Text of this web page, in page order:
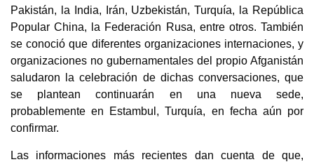
Pakistán, la India, Irán, Uzbekistán, Turquía, la República
Popular China, la Federación Rusa, entre otros. También
se conoció que diferentes organizaciones internaciones, y
organizaciones no gubernamentales del propio Afganistán
saludaron la celebración de dichas conversaciones, que
se plantean continuarán en una nueva sede,
probablemente en Estambul, Turquía, en fecha aún por
confirmar.
Las informaciones más recientes dan cuenta de que,